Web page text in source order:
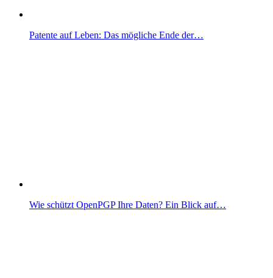
Patente auf Leben: Das mögliche Ende der…
Wie schützt OpenPGP Ihre Daten? Ein Blick auf…